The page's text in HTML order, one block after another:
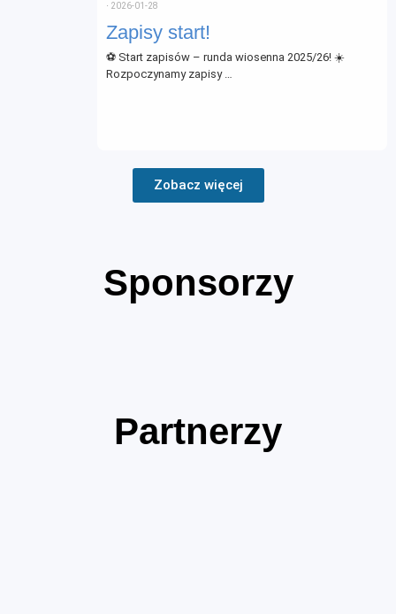
Zapisy start!
⋅ 2026-01-28
⚽ Start zapisów – runda wiosenna 2025/26! ☀️
Rozpoczynamy zapisy …
Zobacz więcej
Sponsorzy
Partnerzy